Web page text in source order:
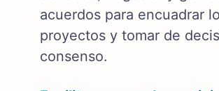
acuerdos para encuadrar
proyectos y tomar de
consenso.